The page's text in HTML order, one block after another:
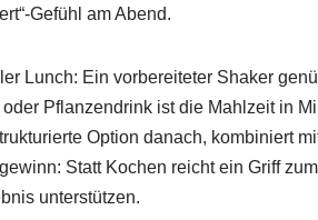
Gefühl am Abend.
Lunch: Ein vorbereiteter Shaker
Pflanzendrink ist die Mahlzeit in
Option danach, kombiniert
Statt Kochen reicht ein Griff
unterstützen.